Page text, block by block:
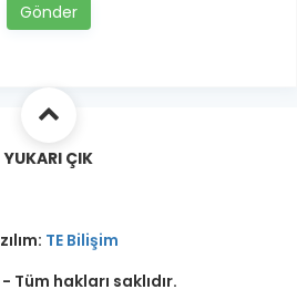
Gönder
YUKARI ÇIK
TE Bilişim
hakları saklıdır.